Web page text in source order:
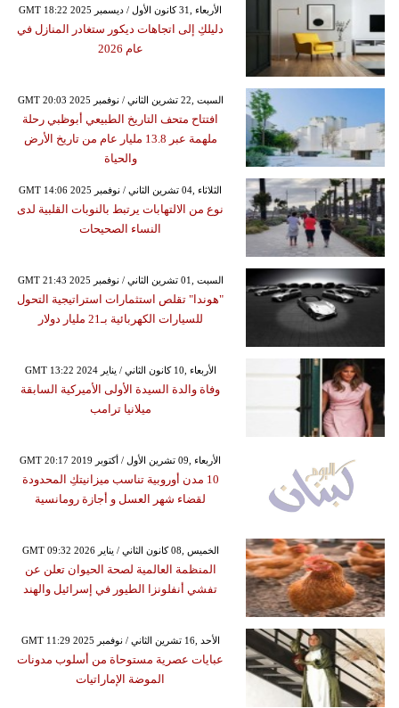
GMT 18:22 2025 الأربعاء ,31 كانون الأول / ديسمبر
دليلكِ إلى اتجاهات ديكور ستغادر المنازل في
عام 2026
GMT 20:03 2025 السبت ,22 تشرين الثاني / نوفمبر
افتتاح متحف التاريخ الطبيعي أبوظبي رحلة
ملهمة عبر 13.8 مليار عام من تاريخ الأرض
والحياة
GMT 14:06 2025 الثلاثاء ,04 تشرين الثاني / نوفمبر
نوع من الالتهابات يرتبط بالنوبات القلبية لدى
النساء الصحيحات
GMT 21:43 2025 السبت ,01 تشرين الثاني / نوفمبر
"هوندا" تقلص استثمارات استراتيجية التحول
للسيارات الكهربائية بـ21 مليار دولار
GMT 13:22 2024 الأربعاء ,10 كانون الثاني / يناير
وفاة والدة السيدة الأولى الأميركية السابقة
ميلانيا ترامب
GMT 20:17 2019 الأربعاء ,09 تشرين الأول / أكتوبر
10 مدن أوروبية تناسب ميزانيتكِ المحدودة
لقضاء شهر العسل و أجازة رومانسية
GMT 09:32 2026 الخميس ,08 كانون الثاني / يناير
المنظمة العالمية لصحة الحيوان تعلن عن
تفشي أنفلونزا الطيور في إسرائيل والهند
GMT 11:29 2025 الأحد ,16 تشرين الثاني / نوفمبر
عبايات عصرية مستوحاة من أسلوب مدونات
الموضة الإماراتيات